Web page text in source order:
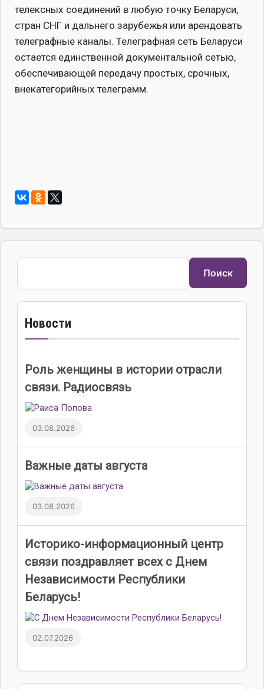
телексных соединений в любую точку Беларуси,
стран СНГ и дальнего зарубежья или арендовать
телеграфные каналы. Телеграфная сеть Беларуси
остается единственной документальной сетью,
обеспечивающей передачу простых, срочных,
внекатегорийных телеграмм.
Поиск
Поиск
Новости
Роль женщины в истории отрасли
связи. Радиосвязь
03.08.2026
Важные даты августа
03.08.2026
Историко-информационный центр
связи поздравляет всех с Днем
Независимости Республики
Беларусь!
02.07.2026